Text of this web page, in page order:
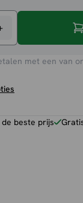
met een van
beste prijs